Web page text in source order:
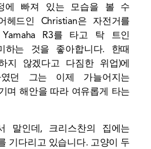
에 빠져 있는 모습을 볼 수
헤드인 Christian은 자전거를
Yamaha R3를 타고 탁 트인
하는 것을 좋아합니다. 한때
지 않겠다고 다짐한 위업)에
던 그는 이제 가늘어지는
며 해안을 따라 여유롭게 타는
말인데, 크리스찬의 집에는
기다리고 있습니다. 고양이 두